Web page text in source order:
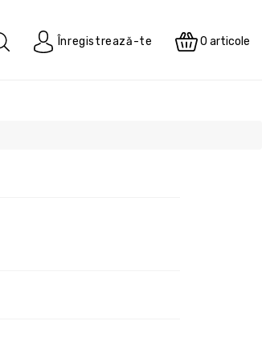
Înregistrează-te 0 articole